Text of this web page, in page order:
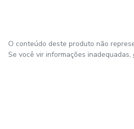
O conteúdo deste produto não
Se você vir informações inadequadas,